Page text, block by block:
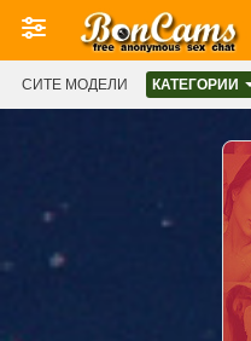
СИТЕ МОДЕЛИ КАТЕГОРИИ